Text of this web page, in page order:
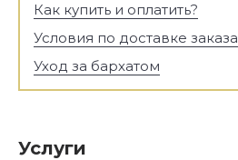
Как купить и оплатить?
Условия по доставке заказа
Уход за бархатом
Услуги